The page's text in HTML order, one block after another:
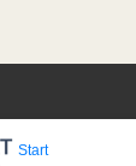
Start